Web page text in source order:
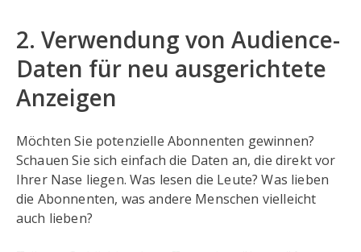
2. Verwendung von Audience-
Daten für neu ausgerichtete
Anzeigen
Möchten Sie potenzielle Abonnenten gewinnen?
Schauen Sie sich einfach die Daten an, die direkt vor
Ihrer Nase liegen. Was lesen die Leute? Was lieben
die Abonnenten, was andere Menschen vielleicht
auch lieben?